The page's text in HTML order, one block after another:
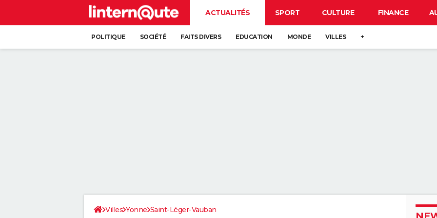
ACTUALITÉS SPORT CULTURE FINANCE
POLITIQUE SOCIÉTÉ FAITS DIVERS EDUCATION MONDE VILLES +
Villes Yonne Saint-Léger-Vauban